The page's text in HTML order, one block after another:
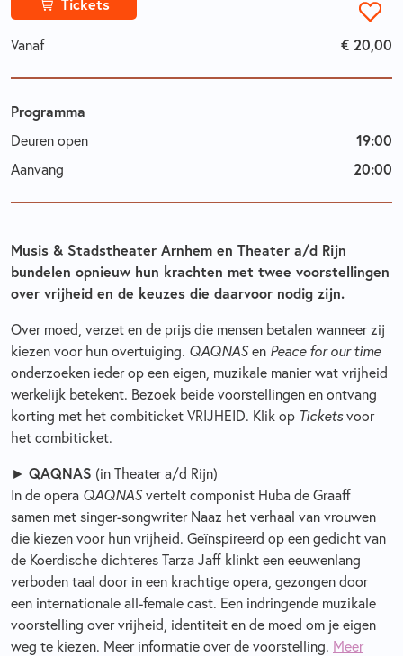
Musis & Stadstheater Arnhem en Theater a/d Rijn
bundelen opnieuw hun krachten met twee voorstellingen
over vrijheid en de keuzes die daarvoor nodig zijn.
Over moed, verzet en de prijs die mensen betalen wanneer zij
kiezen voor hun overtuiging. QAQNASen Peace for our time
onderzoeken ieder op een eigen, muzikale manier wat vrijheid
werkelijk betekent. Bezoek beide voorstellingen en ontvang
korting met het combiticket VRIJHEID. Klik op Ticketsvoor
het combiticket.
► QAQNAS (in Theater a/d Rijn)
In de opera QAQNASvertelt componist Huba de Graaff
samen met singer-songwriter Naaz het verhaal van vrouwen
die kiezen voor hun vrijheid. Geïnspireerd op een gedicht van
de Koerdische dichteres Tarza Jaff klinkt een eeuwenlang
verboden taal door in een krachtige opera, gezongen door
een internationale all-female cast. Een indringende muzikale
voorstelling over vrijheid, identiteit en de moed om je eigen
weg te kiezen. Meer informatie over de voorstelling. Meer
Tickets
Vanaf € 20,00
Programma
Deuren open
Aanvang
19:00
20:00